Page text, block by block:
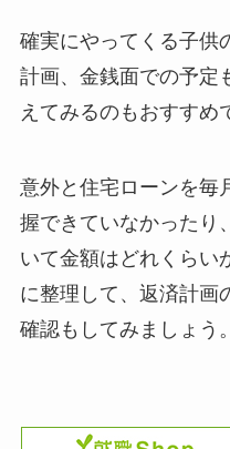
確実にやってくる子供
計画、金銭面での予定
えてみるのもおすすめ
意外と住宅ローンを毎
握できていなかったり
いて金額はどれくらい
に整理して、返済計画
確認もしてみましょう。